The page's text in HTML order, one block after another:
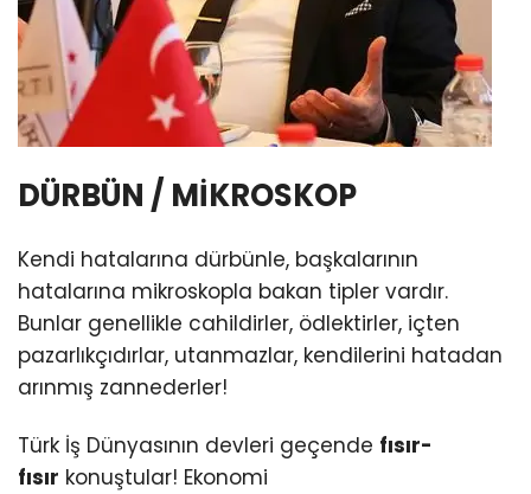
DÜRBÜN / MİKROSKOP
Kendi hatalarına dürbünle, başkalarının
hatalarına mikroskopla bakan tipler vardır.
Bunlar genellikle cahildirler, ödlektirler, içten
pazarlıkçıdırlar, utanmazlar, kendilerini hatadan
arınmış zannederler!
Türk İş Dünyasının devleri geçende fısır-
fısır konuştular! Ekonomi